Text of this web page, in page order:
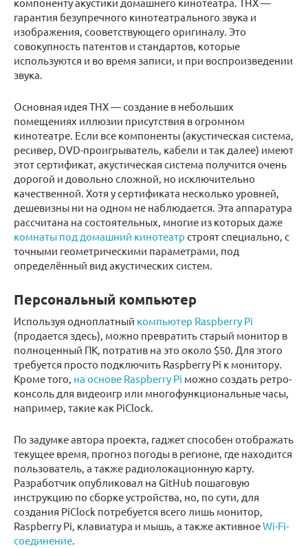
гарантия безупречного кинотеатрального звука и
изображения, сооветствующего оригиналу. Это
совокупность патентов и стандартов, которые
используются и во время записи, и при воспроизведении
звука.
Основная идея ТНХ — создание в небольших
помещениях иллюзии присутствия в огромном
кинотеатре. Если все компоненты (акустическая система,
ресивер, DVD-проигрыватель, кабели и так далее) имеют
этот сертификат, акустическая система получится очень
дорогой и довольно сложной, но исключительно
качественной. Хотя у сертификата несколько уровней,
дешевизны ни на одном не наблюдается. Эта аппаратура
рассчитана на состоятельных, многие из которых даже
комнаты под домашний кинотеатр строят специально, с
точными геометрическими параметрами, под
определённый вид акустических систем.
Персональный компьютер
Используя одноплатный компьютер Raspberry Pi
(продается здесь), можно превратить старый монитор в
полноценный ПК, потратив на это около $50. Для этого
требуется просто подключить Raspberry Pi к монитору.
Кроме того, на основе Raspberry Pi можно создать ретро-
консоль для видеоигр или многофункциональные часы,
например, такие как PiClock.
По задумке автора проекта, гаджет способен отображать
текущее время, прогноз погоды в регионе, где находится
пользователь, а также радиолокационную карту.
Разработчик опубликовал на GitHub пошаговую
инструкцию по сборке устройства, но, по сути, для
создания PiClock потребуется всего лишь монитор,
Raspberry Pi, клавиатура и мышь, а также активноеWi-Fi-
соединение.